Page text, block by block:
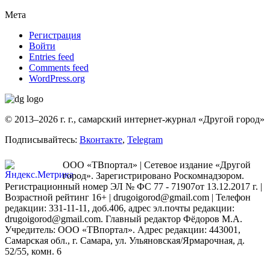
Мета
Регистрация
Войти
Entries feed
Comments feed
WordPress.org
© 2013–2026 г. г., самарский интернет-журнал «Другой город»
Подписывайтесь: Вконтакте, Telegram
ООО «ТВпортал» | Сетевое издание «Другой
город». Зарегистрировано Роскомнадзором.
Регистрационный номер ЭЛ № ФС 77 - 71907от 13.12.2017 г. |
Возрастной рейтинг 16+ | drugoigorod@gmail.com | Телефон
редакции: 331-11-11, доб.406, адрес эл.почты редакции:
drugoigorod@gmail.com. Главный редактор Фёдоров М.А.
Учредитель: ООО «ТВпортал». Адрес редакции: 443001,
Самарская обл., г. Самара, ул. Ульяновская/Ярмарочная, д.
52/55, комн. 6